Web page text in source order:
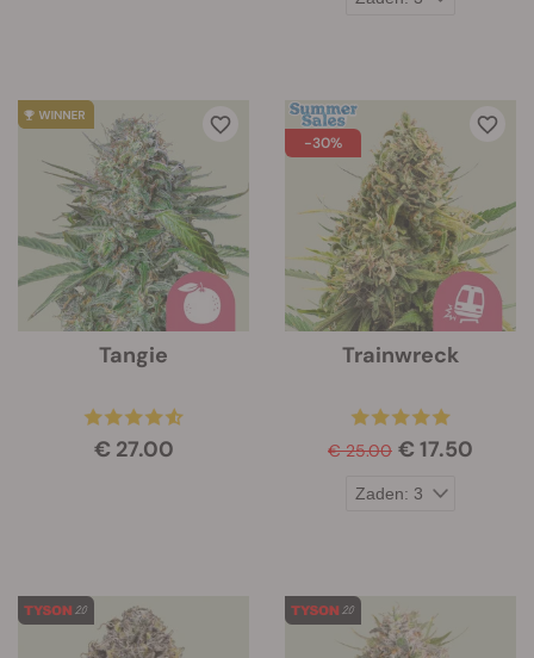
Tangie
€ 27.00
-30%
Trainwreck
€ 25.00 € 17.50